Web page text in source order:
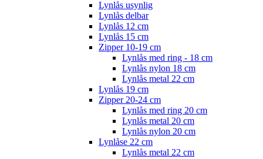
Lynlås usynlig
Lynlås delbar
Lynlås 12 cm
Lynlås 15 cm
Zipper 10-19 cm
Lynlås med ring - 18 cm
Lynlås nylon 18 cm
Lynlås metal 22 cm
Lynlås 19 cm
Zipper 20-24 cm
Lynlås med ring 20 cm
Lynlås metal 20 cm
Lynlås nylon 20 cm
Lynlåse 22 cm
Lynlås metal 22 cm